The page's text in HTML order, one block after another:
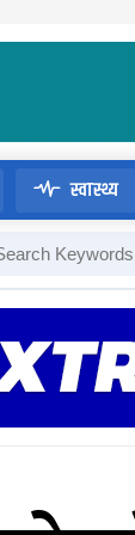
स्वास्थ्य